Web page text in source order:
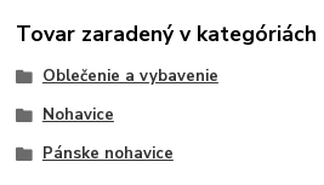
Tovar zaradený v kategóriách
Oblečenie a vybavenie
Nohavice
Pánske nohavice